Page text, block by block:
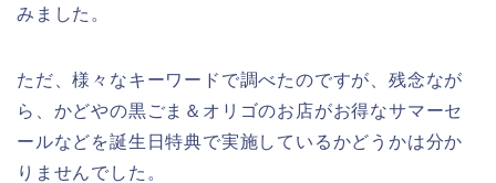
みました。
ただ、様々なキーワードで調べたのですが、残念なが
ら、かどやの黒ごま＆オリゴのお店がお得なサマーセ
ールなどを誕生日特典で実施しているかどうかは分か
りませんでした。